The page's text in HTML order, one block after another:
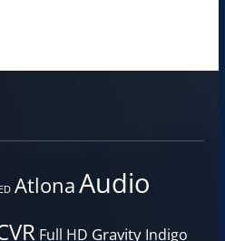
AtlonaAudio
Full HD Gravity Indigo